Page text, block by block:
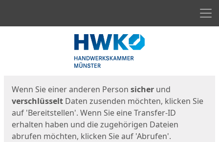
Wenn Sie einer anderen Person sicher und
verschlüsselt Daten zusenden möchten, klicken Sie
auf 'Bereitstellen'. Wenn Sie eine Transfer-ID
erhalten haben und die zugehörigen Dateien
abrufen möchten, klicken Sie auf 'Abrufen'.